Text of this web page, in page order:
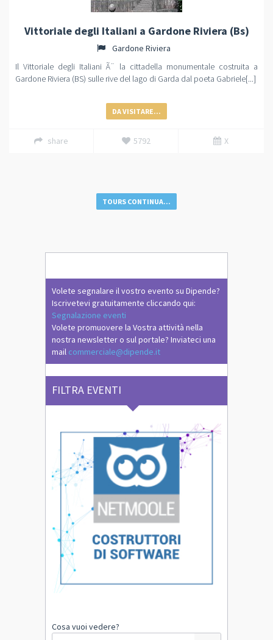
Vittoriale degli Italiani a Gardone Riviera (Bs)
Gardone Riviera
Il Vittoriale degli Italiani Ã¨ la cittadella monumentale costruita a
Gardone Riviera (BS) sulle rive del lago di Garda dal poeta Gabriele[...]
DA VISITARE...
share 5792 X
TOURS CONTINUA...
Volete segnalare il vostro evento su Dipende?
Iscrivetevi gratuitamente cliccando qui:
Segnalazione eventi
Volete promuovere la Vostra attività nella
nostra newsletter o sul portale? Inviateci una
mail commerciale@dipende.it
FILTRA EVENTI
Cosa vuoi vedere?